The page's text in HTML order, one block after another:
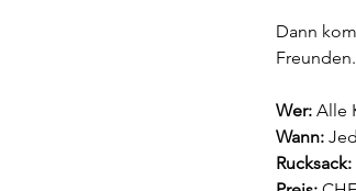
Dann
Freunden.
Wer: Alle
Wann:
Rucksack: